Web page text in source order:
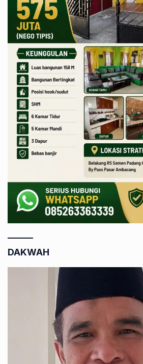
DAKWAH